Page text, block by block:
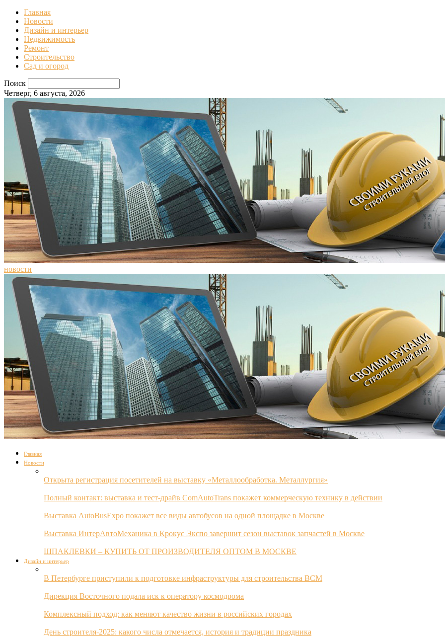
Главная
Новости
Дизайн и интерьер
Недвижимость
Ремонт
Строительство
Сад и огород
Поиск
Четверг, 6 августа, 2026
новости
Главная
Новости
Открыта регистрация посетителей на выставку «Металлообработка. Металлургия»
Полный контакт: выставка и тест-драйв ComAutoTrans покажет коммерческую технику в действии
Выставка AutoBusExpo покажет все виды автобусов на одной площадке в Москве
Выставка ИнтерАвтоМеханика в Крокус Экспо завершит сезон выставок запчастей в Москве
ШПАКЛЕВКИ – КУПИТЬ ОТ ПРОИЗВОДИТЕЛЯ ОПТОМ В МОСКВЕ
Дизайн и интерьер
В Петербурге приступили к подготовке инфраструктуры для строительства ВСМ
Дирекция Восточного подала иск к оператору космодрома
Комплексный подход: как меняют качество жизни в российских городах
День строителя-2025: какого числа отмечается, история и традиции праздника